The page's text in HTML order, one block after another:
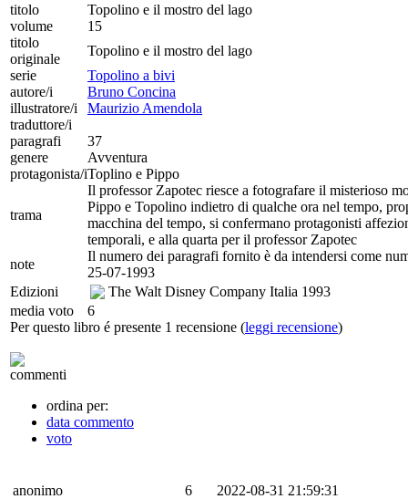
titolo
Topolino e il mostro del lago
volume
15
titolo
originale
Topolino e il mostro del lago
serie
Topolino a bivi
autore/i
Bruno Concina
illustratore/i
Maurizio Amendola
traduttore/i
paragrafi
37
genere
Avventura
protagonista/iToplino e Pippo
trama
Il professor Zapotec riesce a fotografare il misterioso
Pippo e Topolino indietro di qualche ora nel tempo,
macchina del tempo, si confermano protagonisti
temporali, e alla quarta per il professor Zapotec
note
Il numero dei paragrafi fornito è da intendersi come
25-07-1993
Edizioni
The Walt Disney Company Italia 1993
media voto
6
Per questo libro é presente 1 recensione (leggi recensione)
commenti
ordina per:
data commento
voto
anonimo 6
2022-08-31 21:59:31